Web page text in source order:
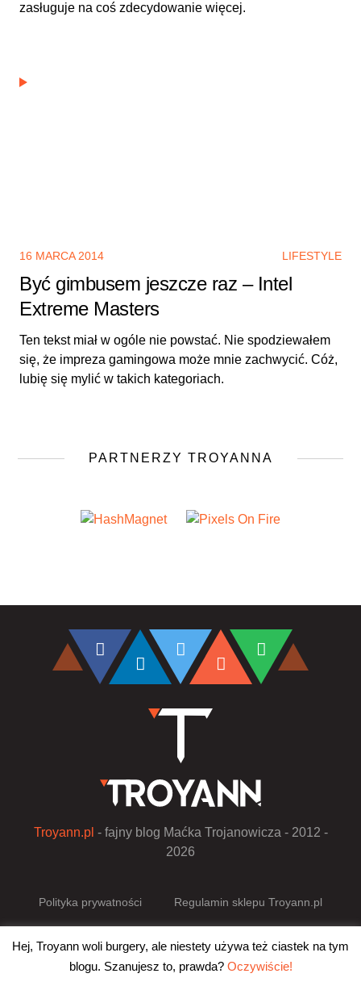
zasługuje na coś zdecydowanie więcej.
16 MARCA 2014 LIFESTYLE
Być gimbusem jeszcze raz – Intel
Extreme Masters
Ten tekst miał w ogóle nie powstać. Nie spodziewałem
się, że impreza gamingowa może mnie zachwycić. Cóż,
lubię się mylić w takich kategoriach.
PARTNERZY TROYANNA
Troyann.pl - fajny blog Maćka Trojanowicza - 2012 -
2026
Polityka prywatności Regulamin sklepu Troyann.pl
Zaprojektowano i wdrożono w Pixels On Fire.pl
Hej, Troyann woli burgery, ale niestety używa też ciastek na tym
blogu. Szanujesz to, prawda? Oczywiście!